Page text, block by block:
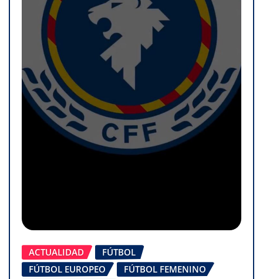
ACTUALIDAD
FÚTBOL
FÚTBOL EUROPEO
FÚTBOL FEMENINO